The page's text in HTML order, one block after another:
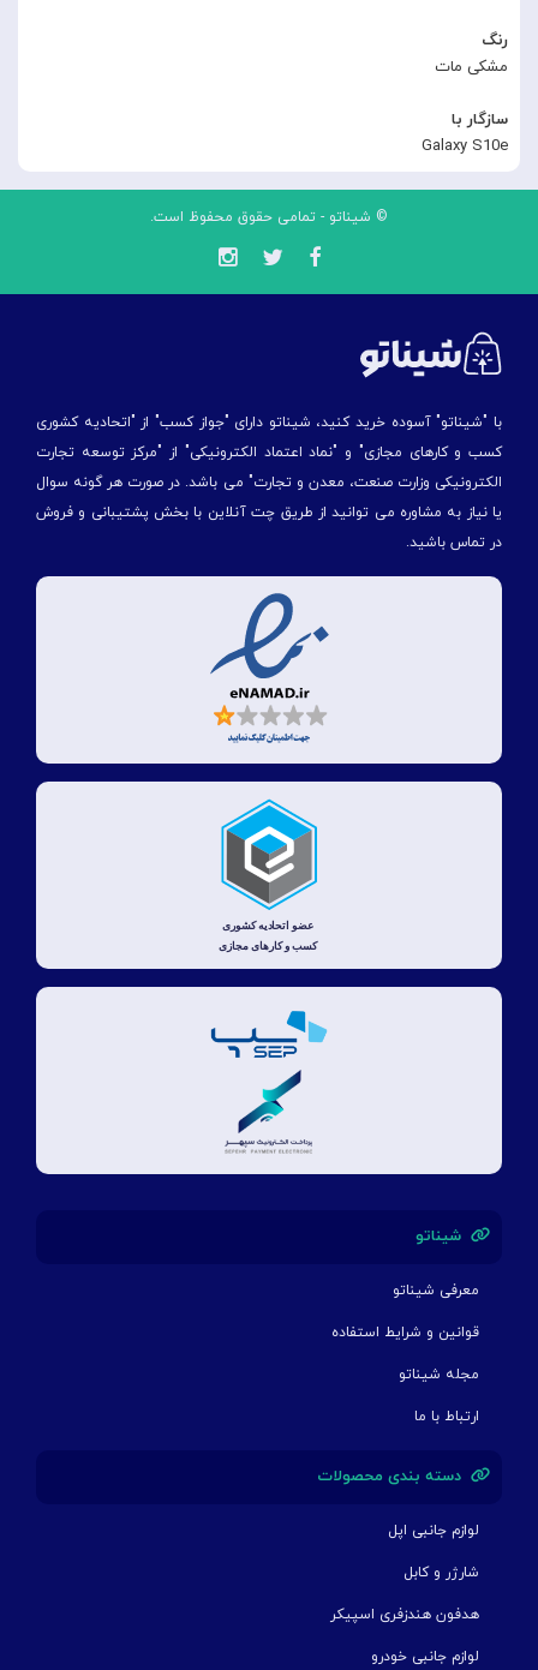
رنگ
مشکی مات
سازگار با
Galaxy S10e
© شیناتو - تمامی حقوق محفوظ است.
با "شیناتو" آسوده خرید کنید، شیناتو دارای "جواز کسب" از "اتحادیه کشوری
کسب و کارهای مجازی" و "نماد اعتماد الکترونیکی" از "مركز توسعه تجارت
الكترونیكی وزارت صنعت، معدن و تجارت" می باشد. در صورت هر گونه سوال
یا نیاز به مشاوره می توانید از طریق چت آنلاین با بخش پشتیبانی و فروش
در تماس باشید.
شیناتو
معرفی شیناتو
قوانین و شرایط استفاده
مجله شیناتو
ارتباط با ما
دسته بندی محصولات
لوازم جانبی اپل
شارژر و کابل
هدفون هندزفری اسپیکر
لوازم جانبی خودرو